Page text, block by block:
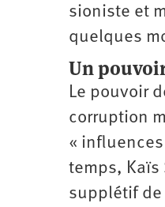
sioniste et
quelques
Un
Le pouvoir
corruption
«
temps, Kaïs
supplétif de